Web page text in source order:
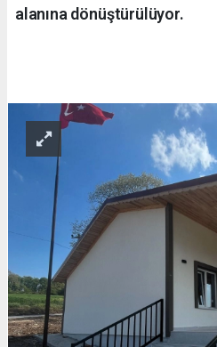
alanına dönüştürülüyor.